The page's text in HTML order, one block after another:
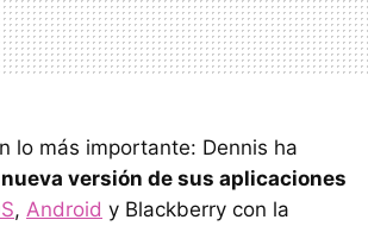
lo más importante: Dennis ha
nueva versión de sus aplicaciones
, Android y Blackberry con la